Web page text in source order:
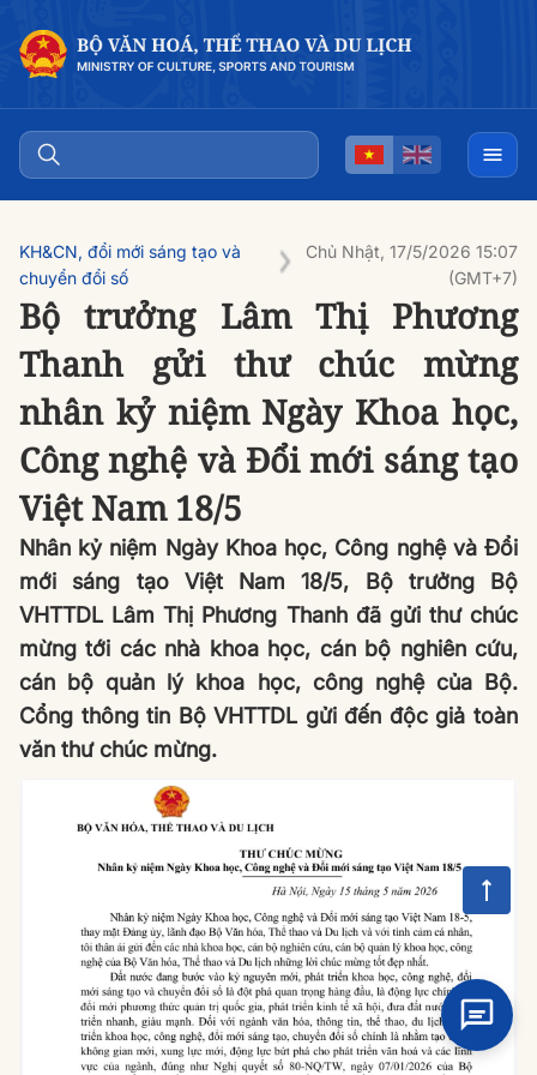
KH&CN, đổi mới sáng tạo và
chuyển đổi số
Chủ Nhật, 17/5/2026 15:07
(GMT+7)
Bộ trưởng Lâm Thị Phương
Thanh gửi thư chúc mừng
nhân kỷ niệm Ngày Khoa học,
Công nghệ và Đổi mới sáng tạo
Việt Nam 18/5
Nhân kỷ niệm Ngày Khoa học, Công nghệ và Đổi
mới sáng tạo Việt Nam 18/5, Bộ trưởng Bộ
VHTTDL Lâm Thị Phương Thanh đã gửi thư chúc
mừng tới các nhà khoa học, cán bộ nghiên cứu,
cán bộ quản lý khoa học, công nghệ của Bộ.
Cổng thông tin Bộ VHTTDL gửi đến độc giả toàn
văn thư chúc mừng.